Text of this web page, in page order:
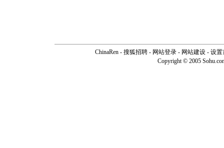
ChinaRen - 搜狐招聘 - 网站登录 - 网站建设 - 设置
Copyright © 2005